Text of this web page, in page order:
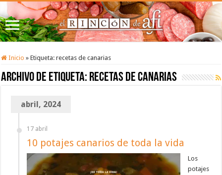
Inicio » Etiqueta:recetas de canarias
Archivo de etiqueta: recetas de canarias
abril, 2024
17 abril
10 potajes canarios de toda la vida
Los
potajes